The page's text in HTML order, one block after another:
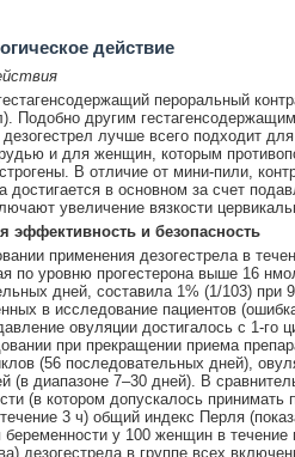
действие
пероральный
Подобно другим
лучше всего подходит
и для женщин, которым
В отличие от мини-пили,
достигается в основном за счет
увеличение вязкости
эффективность и безопасность
применения дезогестрела в
по уровню прогестерона выше 16
дней, составила 1% (1/103) при
в исследование пациентов
овуляции достигалось с 1-го
при прекращении приема
(56 последовательных дней),
(в диапазоне 7–30 дней). В
(в котором допускалось принимать
3 ч) общий индекс Перля
беременности у 100 женщин в течение
дезогестрела в группе всех